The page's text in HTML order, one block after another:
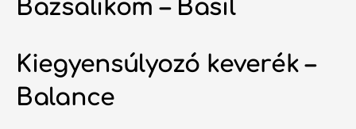
Bazsalikom – Basil
Kiegyensúlyozó keverék –
Balance